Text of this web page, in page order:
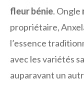
fleur bénie. Ongle
propriétaire,
l’essence
avec les variétés
auparavant un